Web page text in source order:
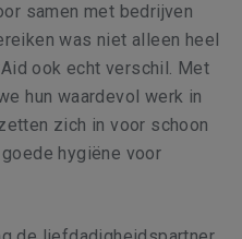
samen met bedrijven
was niet alleen heel
ook echt verschil. Met
hun waardevol werk in
zich in voor schoon
hygiëne voor